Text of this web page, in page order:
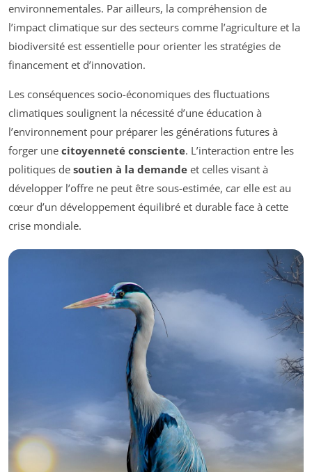
environnementales. Par ailleurs, la compréhension de
l’impact climatique sur des secteurs comme l’agriculture et la
biodiversité est essentielle pour orienter les stratégies de
financement et d’innovation.
Les conséquences socio-économiques des fluctuations
climatiques soulignent la nécessité d’une éducation à
l’environnement pour préparer les générations futures à
forger une citoyenneté consciente. L’interaction entre les
politiques de soutien à la demande et celles visant à
développer l’offre ne peut être sous-estimée, car elle est au
cœur d’un développement équilibré et durable face à cette
crise mondiale.